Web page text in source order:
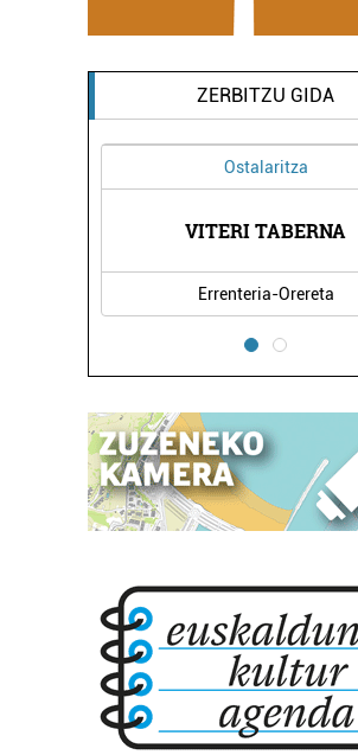
ZERBITZU GIDA
Ostalaritza
VITERI TABERNA
Errenteria-Orereta